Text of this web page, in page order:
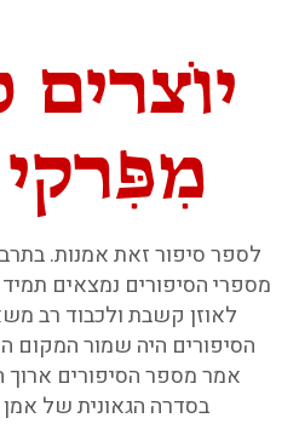
לספר סיפור זאת אמנות.
מספרי הסיפורים נמצאים
לאוזן קשבת ולכבוד רב
הסיפורים היה שמור המקום
אמר מספר הסיפורים
בסדרה הגאונית של אמן